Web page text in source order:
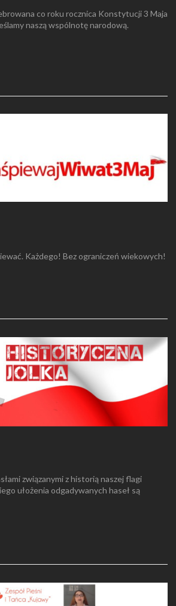
co roku rocznica Konstytucji 3 Maja
naszą wspólnotę narodową.
Każdego! Bez ograniczeń wiekowych!
związanymi z historią naszej flagi
ułożenia odgadywanych haseł są